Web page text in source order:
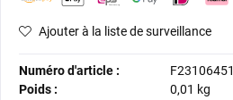
Ajouter à la liste de surveillance
Numéro d'article :
F23106451
Poids :
0,01 kg